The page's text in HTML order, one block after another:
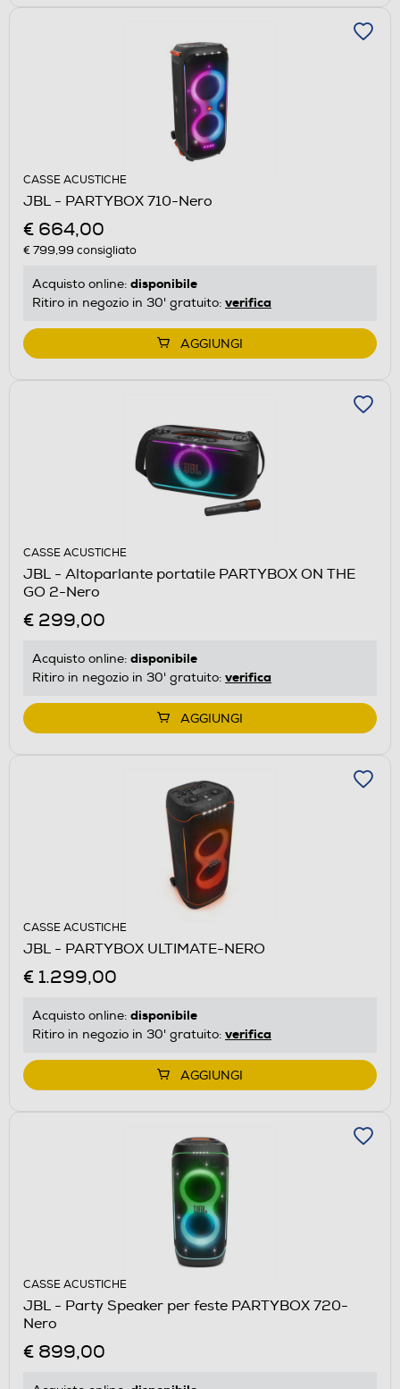
CASSE ACUSTICHE
JBL - PARTYBOX 710-Nero
€ 664,00
€ 799,99 consigliato
Acquisto online: disponibile
Ritiro in negozio in 30' gratuito: verifica
AGGIUNGI
CASSE ACUSTICHE
JBL - Altoparlante portatile PARTYBOX ON THE
GO 2-Nero
€ 299,00
Acquisto online: disponibile
Ritiro in negozio in 30' gratuito: verifica
AGGIUNGI
CASSE ACUSTICHE
JBL - PARTYBOX ULTIMATE-NERO
€ 1.299,00
Acquisto online: disponibile
Ritiro in negozio in 30' gratuito: verifica
AGGIUNGI
CASSE ACUSTICHE
JBL - Party Speaker per feste PARTYBOX 720-
Nero
€ 899,00